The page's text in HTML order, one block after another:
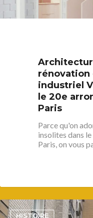
rénovation
industriel
le 20e
Paris
Parce qu'on
insolites dans
Paris, on vous
HISTOIRE
3